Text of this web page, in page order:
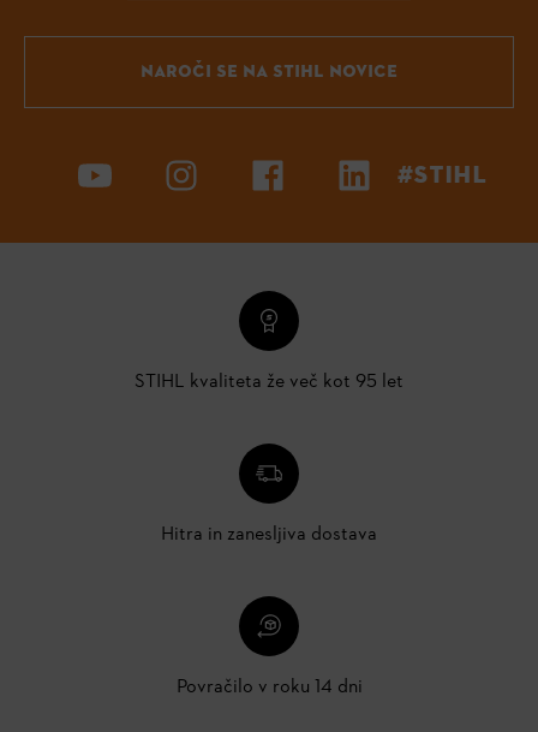
NAROČI SE NA STIHL NOVICE
#STIHL
STIHL kvaliteta že več kot 95 let
Hitra in zanesljiva dostava
Povračilo v roku 14 dni